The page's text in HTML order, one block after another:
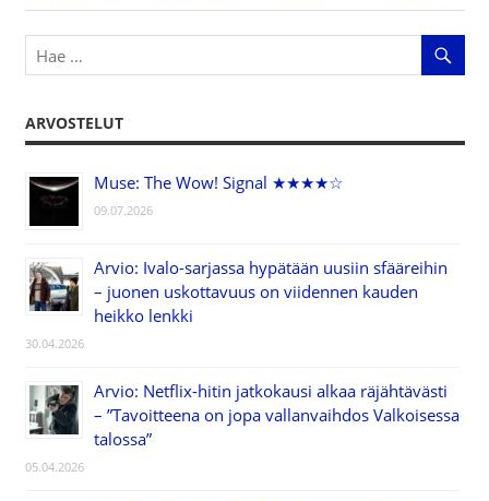
ARVOSTELUT
Muse: The Wow! Signal ★★★★☆
09.07.2026
Arvio: Ivalo-sarjassa hypätään uusiin sfääreihin
– juonen uskottavuus on viidennen kauden
heikko lenkki
30.04.2026
Arvio: Netflix-hitin jatkokausi alkaa räjähtävästi
– ”Tavoitteena on jopa vallanvaihdos Valkoisessa
talossa”
05.04.2026